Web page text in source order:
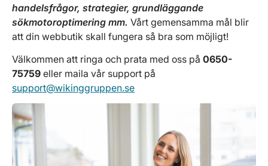
handelsfrågor, strategier, grundläggande
sökmotoroptimering mm. Vårt gemensamma mål blir
att din webbutik skall fungera så bra som möjligt!
Välkommen att ringa och prata med oss på 0650-
75759 eller maila vår support på
support@wikinggruppen.se